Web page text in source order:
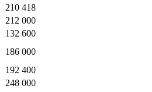
210 418
212 000
132 600
186 000
192 400
248 000